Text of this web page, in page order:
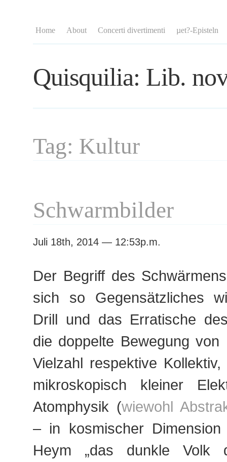
Home About Concerti divertimenti µet?-Episteln
Quisquilia: Lib.
Tag: Kultur
Schwarmbilder
Juli 18th, 2014 — 12:53p.m.
Der Begriff des
sich so Gegensätzliches
Drill und das Erratische
die doppelte Bewegung von
Vielzahl respektive
mikroskopisch kleiner
Atomphysik (wiewohl
– in kosmischer
Heym „das dunkle Volk